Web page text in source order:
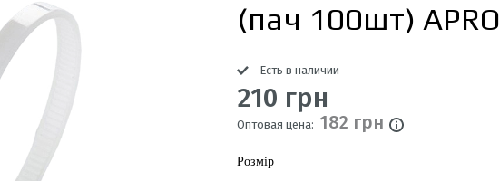
(пач 100шт) APRO
Есть в наличии
210 грн
Оптовая цена: 182 грн
Розмір